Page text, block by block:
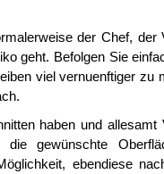
der Chef,
geht. Befolgen Sie
viel vernuenftiger zu
haben und
gewünschte
ebendiese